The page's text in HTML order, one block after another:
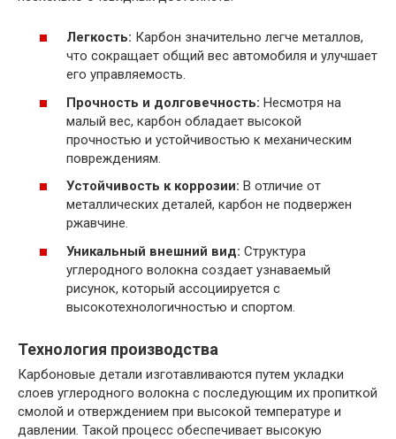
Легкость: Карбон значительно легче металлов,
что сокращает общий вес автомобиля и улучшает
его управляемость.
Прочность и долговечность: Несмотря на
малый вес, карбон обладает высокой
прочностью и устойчивостью к механическим
повреждениям.
Устойчивость к коррозии: В отличие от
металлических деталей, карбон не подвержен
ржавчине.
Уникальный внешний вид: Структура
углеродного волокна создает узнаваемый
рисунок, который ассоциируется с
высокотехнологичностью и спортом.
Технология производства
Карбоновые детали изготавливаются путем укладки
слоев углеродного волокна с последующим их пропиткой
смолой и отверждением при высокой температуре и
давлении. Такой процесс обеспечивает высокую